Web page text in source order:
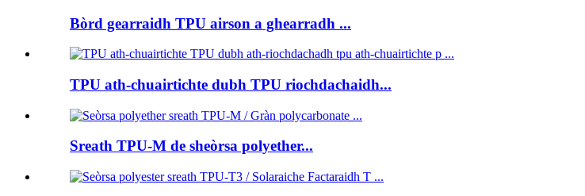
Bòrd gearraidh TPU airson a ghearradh ...
TPU ath-chuairtichte dubh TPU riochdachaidh...
Sreath TPU-M de sheòrsa polyether...